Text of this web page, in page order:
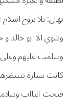
نهال: يلا بروح
وشوي الا ابو خالد
وسلمت عليهم
كانت سيارة تتنتظرها
فتحت البااب